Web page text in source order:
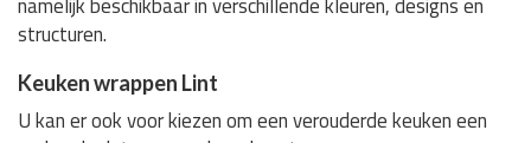
structuren.
Keuken wrappen Lint
U kan er ook voor kiezen om een verouderde keuken een